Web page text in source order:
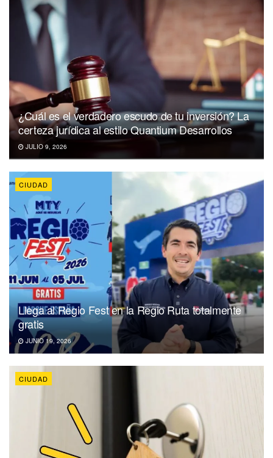
¿Cuál es el verdadero escudo de tu inversión? La
certeza jurídica al estilo Quantium Desarrollos
JULIO 9, 2026
CIUDAD
Llega al Regio Fest en la Regio Ruta totalmente
gratis
JUNIO 19, 2026
CIUDAD